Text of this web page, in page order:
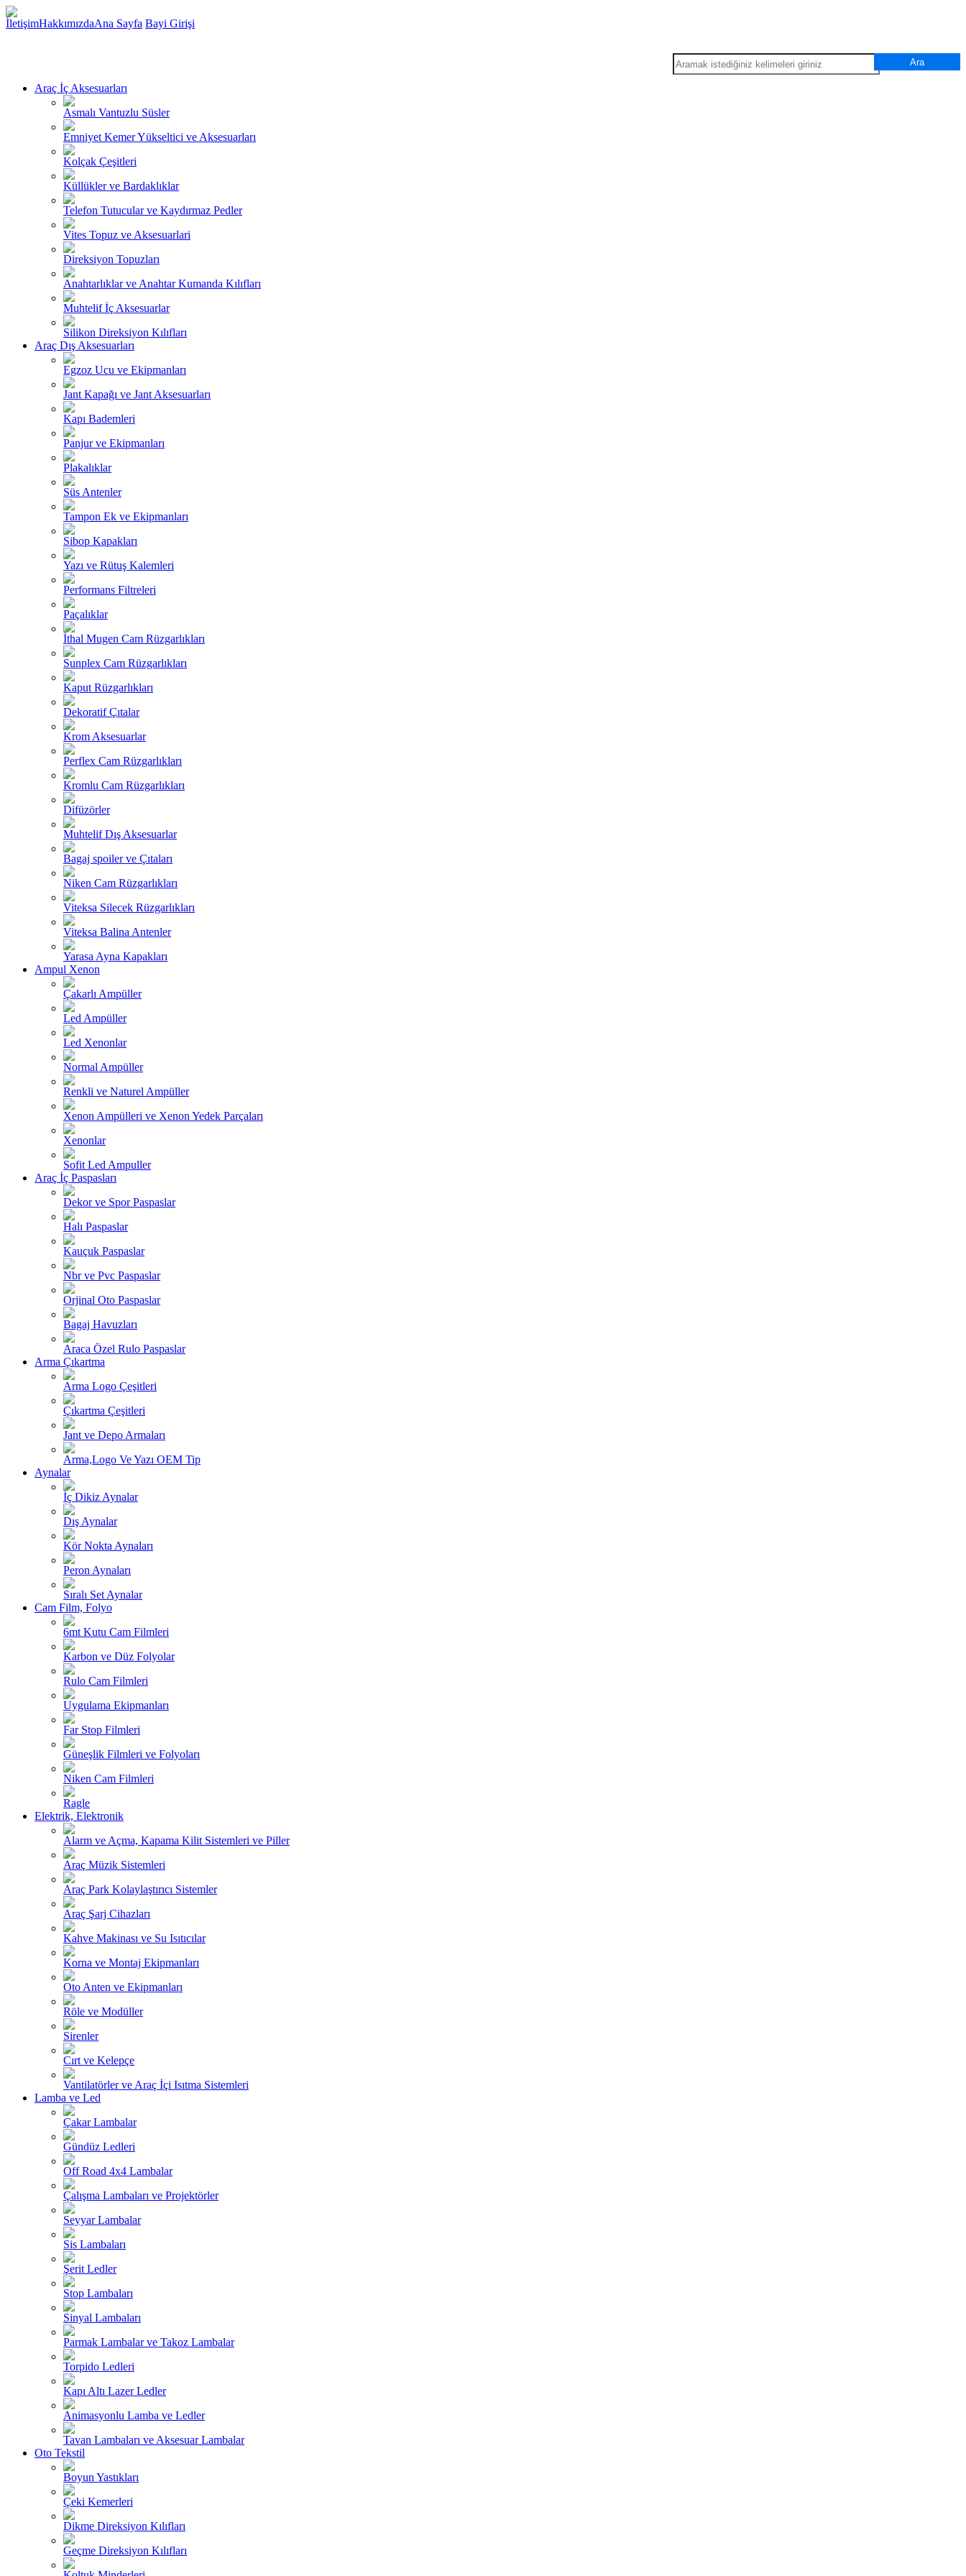
İletişimHakkımızdaAna Sayfa Bayi Girişi
Araç İç Aksesuarları
Asmalı Vantuzlu Süsler
Emniyet Kemer Yükseltici ve Aksesuarları
Kolçak Çeşitleri
Küllükler ve Bardaklıklar
Telefon Tutucular ve Kaydırmaz Pedler
Vites Topuz ve Aksesuarlari
Direksiyon Topuzları
Anahtarlıklar ve Anahtar Kumanda Kılıfları
Muhtelif İç Aksesuarlar
Silikon Direksiyon Kılıfları
Araç Dış Aksesuarları
Egzoz Ucu ve Ekipmanları
Jant Kapağı ve Jant Aksesuarları
Kapı Bademleri
Panjur ve Ekipmanları
Plakalıklar
Süs Antenler
Tampon Ek ve Ekipmanları
Sibop Kapakları
Yazı ve Rütuş Kalemleri
Performans Filtreleri
Paçalıklar
İthal Mugen Cam Rüzgarlıkları
Sunplex Cam Rüzgarlıkları
Kaput Rüzgarlıkları
Dekoratif Çıtalar
Krom Aksesuarlar
Perflex Cam Rüzgarlıkları
Kromlu Cam Rüzgarlıkları
Difüzörler
Muhtelif Dış Aksesuarlar
Bagaj spoiler ve Çıtaları
Niken Cam Rüzgarlıkları
Viteksa Silecek Rüzgarlıkları
Viteksa Balina Antenler
Yarasa Ayna Kapakları
Ampul Xenon
Çakarlı Ampüller
Led Ampüller
Led Xenonlar
Normal Ampüller
Renkli ve Naturel Ampüller
Xenon Ampülleri ve Xenon Yedek Parçaları
Xenonlar
Sofit Led Ampuller
Araç İç Paspasları
Dekor ve Spor Paspaslar
Halı Paspaslar
Kauçuk Paspaslar
Nbr ve Pvc Paspaslar
Orjinal Oto Paspaslar
Bagaj Havuzları
Araca Özel Rulo Paspaslar
Arma Çıkartma
Arma Logo Çeşitleri
Çıkartma Çeşitleri
Jant ve Depo Armaları
Arma,Logo Ve Yazı OEM Tip
Aynalar
İç Dikiz Aynalar
Dış Aynalar
Kör Nokta Aynaları
Peron Aynaları
Sıralı Set Aynalar
Cam Film, Folyo
6mt Kutu Cam Filmleri
Karbon ve Düz Folyolar
Rulo Cam Filmleri
Uygulama Ekipmanları
Far Stop Filmleri
Güneşlik Filmleri ve Folyoları
Niken Cam Filmleri
Ragle
Elektrik, Elektronik
Alarm ve Açma, Kapama Kilit Sistemleri ve Piller
Araç Müzik Sistemleri
Araç Park Kolaylaştırıcı Sistemler
Araç Şarj Cihazları
Kahve Makinası ve Su Isıtıcılar
Korna ve Montaj Ekipmanları
Oto Anten ve Ekipmanları
Röle ve Modüller
Sirenler
Cırt ve Kelepçe
Vantilatörler ve Araç İçi Isıtma Sistemleri
Lamba ve Led
Çakar Lambalar
Gündüz Ledleri
Off Road 4x4 Lambalar
Çalışma Lambaları ve Projektörler
Seyyar Lambalar
Sis Lambaları
Şerit Ledler
Stop Lambaları
Sinyal Lambaları
Parmak Lambalar ve Takoz Lambalar
Torpido Ledleri
Kapı Altı Lazer Ledler
Animasyonlu Lamba ve Ledler
Tavan Lambaları ve Aksesuar Lambalar
Oto Tekstil
Boyun Yastıkları
Çeki Kemerleri
Dikme Direksiyon Kılıfları
Geçme Direksiyon Kılıfları